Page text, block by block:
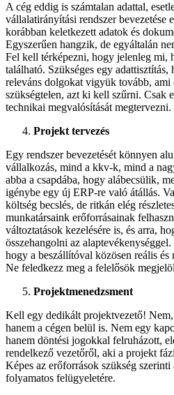
A cég eddig is számtalan adattal,
vállalatirányítási rendszer bevezetése
korábban keletkezett adatok és
Egyszerűen hangzik, de egyáltalán
Fel kell térképezni, hogy jelenleg mi,
található. Szükséges egy adattisztítás,
releváns dolgokat vigyük tovább,
szükségtelen, azt ki kell szűrni. Csak
technikai megvalósítását megtervezni.
Projekt tervezés
Egy rendszer bevezetését könnyen
vállalkozás, mind a kkv-k, mind a
abba a csapdába, hogy alábecsülik,
igénybe egy új ERP-re való átállás.
költség becslés, de ritkán elég
munkatársaink erőforrásainak
változtatások kezelésére is, és arra,
összehangolni az
hogy a beszállítóval közösen reális
Ne feledkezz meg a felelősök
Projektmenedzsment
Kell egy dedikált projektvezető!
hanem a cégen belül is. Nem egy
hanem döntési jogokkal felruházott,
rendelkező vezetőről, aki a projekt
Képes az erőforrások szükség
folyamatos felügyeletére.